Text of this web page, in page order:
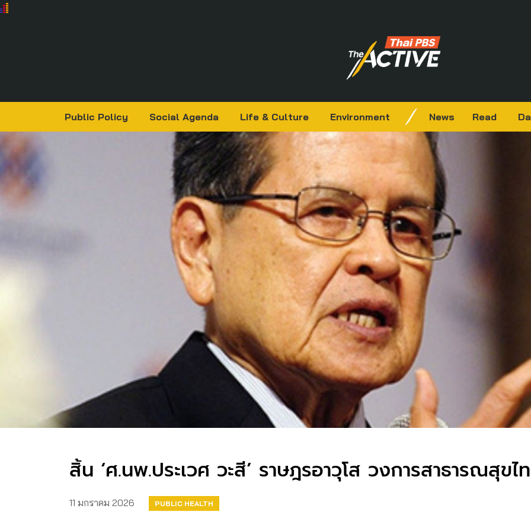
Public Policy Social Agenda Life & Culture Environment News Read
สิ้น ‘ศ.นพ.ประเวศ วะสี’ ราษฎรอาวุโส วงการสาธารณสุขไ
11 มกราคม 2026 PUBLIC HEALTH